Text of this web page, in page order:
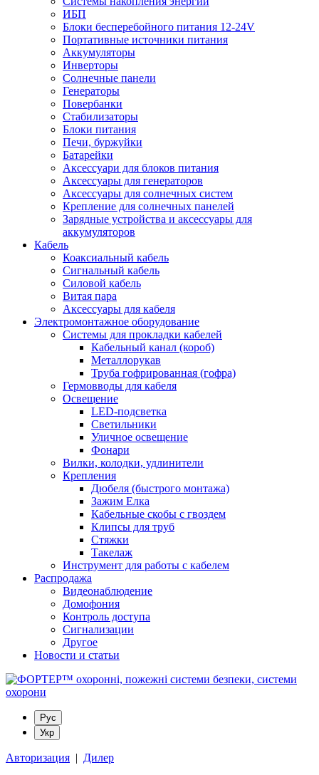
ИБП
Блоки бесперебойного питания 12-24V
Портативные источники питания
Аккумуляторы
Инверторы
Солнечные панели
Генераторы
Повербанки
Стабилизаторы
Блоки питания
Печи, буржуйки
Батарейки
Аксессуари для блоков питания
Аксессуары для генераторов
Аксессуары для солнечных систем
Крепление для солнечных панелей
Зарядные устройства и аксессуары для
аккумуляторов
Кабель
Коаксиальный кабель
Сигнальный кабель
Силовой кабель
Витая пара
Аксессуары для кабеля
Электромонтажное оборудование
Системы для прокладки кабелей
Кабельный канал (короб)
Металлорукав
Труба гофрированная (гофра)
Гермовводы для кабеля
Освещение
LED-подсветка
Светильники
Уличное освещение
Фонари
Вилки, колодки, удлинители
Крепления
Дюбеля (быстрого монтажа)
Зажим Елка
Кабельные скобы с гвоздем
Клипсы для труб
Стяжки
Такелаж
Инструмент для работы с кабелем
Распродажа
Видеонаблюдение
Домофония
Контроль доступа
Сигнализации
Другое
Новости и статьи
Рус
Укр
Авторизация | Дилер